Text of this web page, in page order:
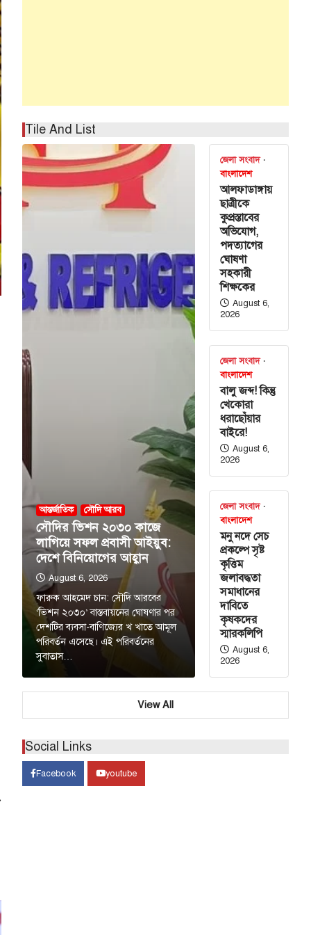
Tile And List
আন্তর্জাতিক সৌদি আরব
সৌদির ভিশন ২০৩০ কাজে
লাগিয়ে সফল প্রবাসী আইয়ুব:
দেশে বিনিয়োগের আহ্বান
August 6, 2026
ফারুক আহমেদ চান: সৌদি আরবের
‘ভিশন ২০৩০’ বাস্তবায়নের ঘোষণার পর
দেশটির ব্যবসা-বাণিজ্যের খ খাতে আমূল
পরিবর্তন এসেছে। এই পরিবর্তনের
সুবাতাস…
জেলা সংবাদ
বাংলাদেশ
আলফাডাঙ্গায়
ছাত্রীকে
কুপ্রস্তাবের
অভিযোগ,
পদত্যাগের
ঘোষণা
সহকারী
শিক্ষকের
August 6,
2026
জেলা সংবাদ
বাংলাদেশ
বালু জব্দ! কিন্তু
খেকোরা
ধরাছোঁয়ার
বাইরে!
August 6,
2026
জেলা সংবাদ
বাংলাদেশ
মনু নদে সেচ
প্রকল্পে সৃষ্ট
কৃত্তিম
জলাবদ্ধতা
সমাধানের
দাবিতে
কৃষকদের
স্মারকলিপি
August 6,
2026
View All
Social Links
Facebook youtube